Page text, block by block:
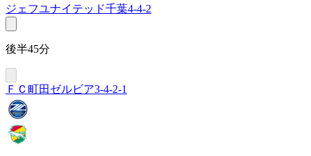
ジェフユナイテッド千葉4-4-2
後半45分
ＦＣ町田ゼルビア3-4-2-1